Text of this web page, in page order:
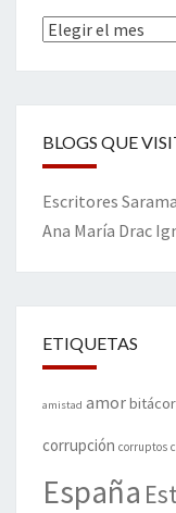
Archivos
BLOGS QUE
Escritores
Ana María Drac
ETIQUETAS
amistad amor
corrupción corruptos
España